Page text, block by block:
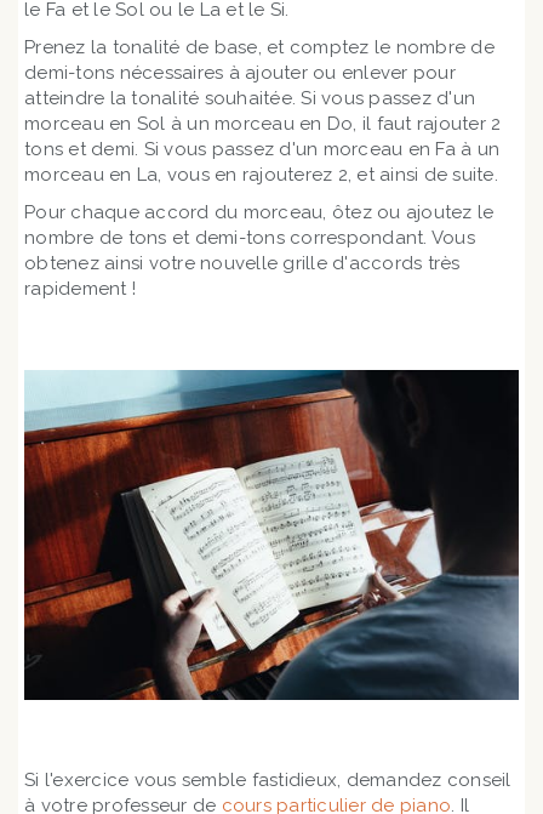
le Fa et le Sol ou le La et le Si.
Prenez la tonalité de base, et comptez le nombre de
demi-tons nécessaires à ajouter ou enlever pour
atteindre la tonalité souhaitée. Si vous passez d'un
morceau en Sol à un morceau en Do, il faut rajouter 2
tons et demi. Si vous passez d'un morceau en Fa à un
morceau en La, vous en rajouterez 2, et ainsi de suite.
Pour chaque accord du morceau, ôtez ou ajoutez le
nombre de tons et demi-tons correspondant. Vous
obtenez ainsi votre nouvelle grille d'accords très
rapidement !
Si l'exercice vous semble fastidieux, demandez conseil
à votre professeur de cours particulier de piano. Il